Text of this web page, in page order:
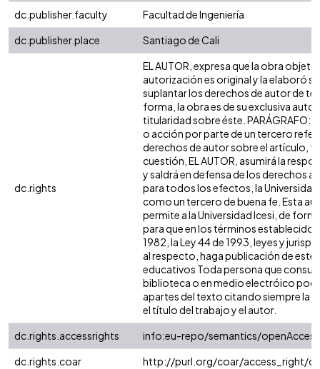
dc.publisher.faculty
Facultad de Ingeniería
dc.publisher.place
Santiago de Cali
dc.rights
EL AUTOR, expresa que la obra
autorización es original y la elaboró
suplantar los derechos de autor de
forma, la obra es de su exclusiva
titularidad sobre éste. PARÁGRAFO:
o acción por parte de un tercero
derechos de autor sobre el artículo,
cuestión, EL AUTOR, asumirá la
y saldrá en defensa de los derechos
para todos los efectos, la Universidad
como un tercero de buena fe. Esta
permite a la Universidad Icesi, de
para que en los términos establecidos
1982, la Ley 44 de 1993, leyes y
al respecto, haga publicación de este
educativos Toda persona que
biblioteca o en medio electróico
apartes del texto citando siempre la
el título del trabajo y el autor.
dc.rights.accessrights
info:eu-repo/semantics/openAccess
dc.rights.coar
http://purl.org/coar/access_right/